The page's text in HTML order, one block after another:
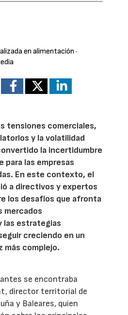
en alimentación ·
tensiones comerciales,
y la volatilidad
la incertidumbre
para las empresas
En este contexto, el
a directivos y expertos
los desafíos que afronta
mercados
las estrategias
creciendo en un
más complejo.
se encontraba
director territorial de
y Baleares, quien